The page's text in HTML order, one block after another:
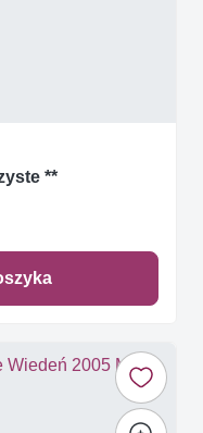
**